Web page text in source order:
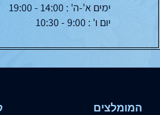
ימים א'-ה' : 14:00 - 19:00
יום ו' : 9:00 - 10:30
המומלצים